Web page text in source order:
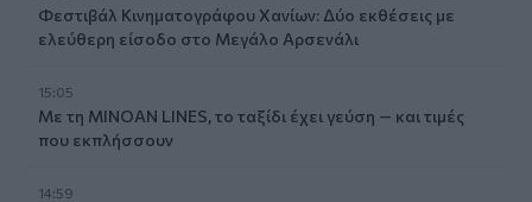
Φεστιβάλ Κινηματογράφου Χανίων: Δύο εκθέσεις με
ελεύθερη είσοδο στο Μεγάλο Αρσενάλι
15:05
Με τη MINOAN LINES, το ταξίδι έχει γεύση — και τιμές
που εκπλήσσουν
14:59